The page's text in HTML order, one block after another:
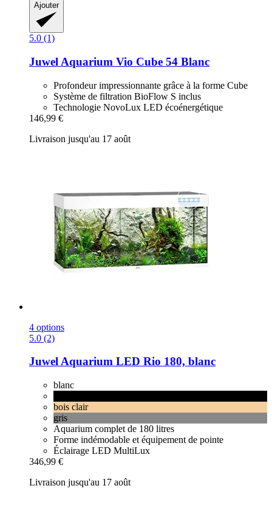
Ajouter
5.0 (1)
Juwel Aquarium Vio Cube 54 Blanc
Profondeur impressionnante grâce à la forme Cube
Système de filtration BioFlow S inclus
Technologie NovoLux LED écoénergétique
146,99 €
Livraison jusqu'au 17 août
4 options
5.0 (2)
JuwelAquarium LED Rio 180, blanc
blanc
bois clair
gris
Aquarium complet de 180 litres
Forme indémodable et équipement de pointe
Éclairage LED MultiLux
346,99 €
Livraison jusqu'au 17 août